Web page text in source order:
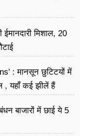
मिशाल, 20
: मानसून छुटिटयों में
, यहाँ कई झीलें हैं
बाजारों में छाई ये 5